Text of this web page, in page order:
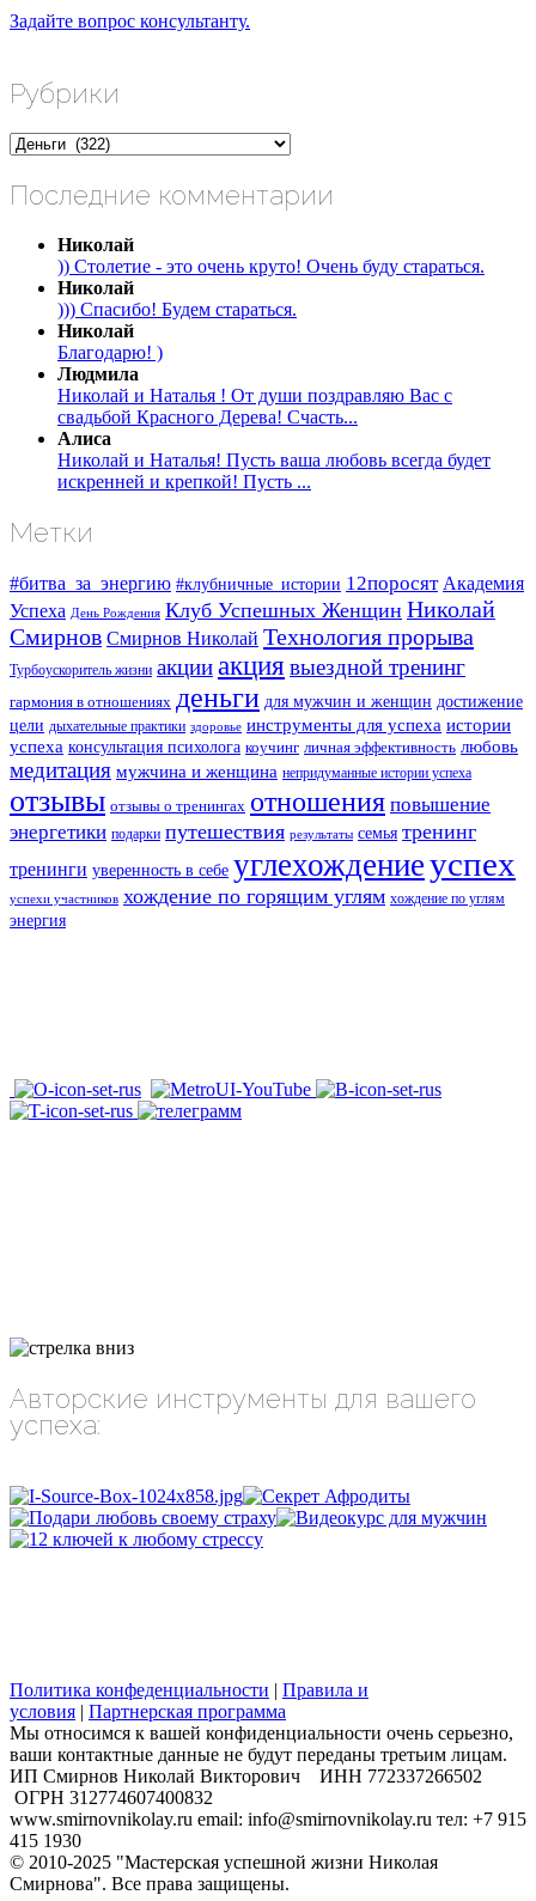
Задайте вопрос консультанту.
Рубрики
Рубрики
Последние комментарии
Николай
)) Столетие - это очень круто! Очень буду стараться.
Николай
))) Спасибо! Будем стараться.
Николай
Благодарю! )
Людмила
Николай и Наталья ! От души поздравляю Вас с
свадьбой Красного Дерева! Счасть...
Алиса
Николай и Наталья! Пусть ваша любовь всегда будет
искренней и крепкой! Пусть ...
Метки
#битва_за_энергию #клубничные_истории 12поросят Академия
Успеха День Рождения Клуб Успешных Женщин Николай
Смирнов Смирнов Николай Технология прорыва
Турбоускоритель жизни акцииакция выездной тренинг
гармония в отношениях деньги для мужчин и женщин достижение
цели дыхательные практики здоровье инструменты для успеха истории
успеха консультация психолога коучинг личная эффективность любовь
медитация мужчина и женщина непридуманные истории успеха
отзывы отзывы о тренингах отношения повышение
энергетики подарки путешествия результаты семья тренинг
тренинги уверенность в себе углехождениеуспех
успехи участников хождение по горящим углям хождение по углям
энергия
Авторские инструменты для вашего
успеха:
Политика конфеденциальности | Правила и
условия | Партнерская программа
Мы относимся к вашей конфиденциальности очень серьезно,
ваши контактные данные не будут переданы третьим лицам.
​ИП Смирнов Николай Викторович ИНН 772337266502
ОГРН 312774607400832
www.smirnovnikolay.ru email: info@smirnovnikolay.ru тел: +7 915
415 1930
© 2010-2025 "Мастерская успешной жизни Николая
Смирнова". Все права защищены.